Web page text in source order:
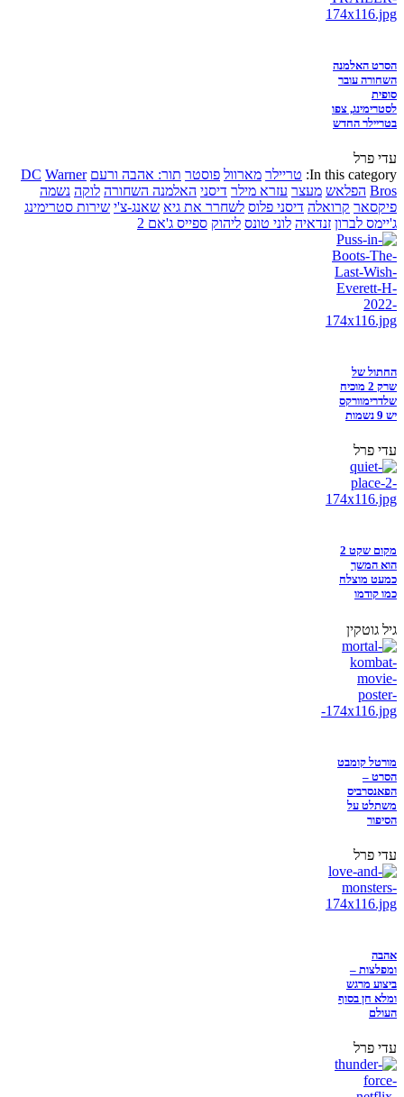
הסרט האלמנה
השחורה עובר
סופית
לסטרימינג, צפו
בטריילר החדש
עדי פרל
In this category: טריילר מארוול פוסטר תור: אהבה ורעם DC Warner
Bros הפלאש מעצר עזרא מילר דיסני האלמנה השחורה לוקה נשמה
פיקסאר קרואלה דיסני פלוס לשחרר את גיא שאנג-צ'י שירות סטרימינג
ג'יימס לברון זנדאיה לוני טונס ליהוק ספייס ג'אם 2
החתול של
שרק 2 מוכיח
שלדרימוורקס
יש 9 נשמות
עדי פרל
מקום שקט 2
הוא המשך
כמעט מוצלח
כמו קודמו
גיל גוטקין
מורטל קומבט
הסרט –
הפאנסרביס
משתלט על
הסיפור
עדי פרל
אהבה
ומפלצות –
ביצוע מרגש
ומלא חן בסוף
העולם
עדי פרל